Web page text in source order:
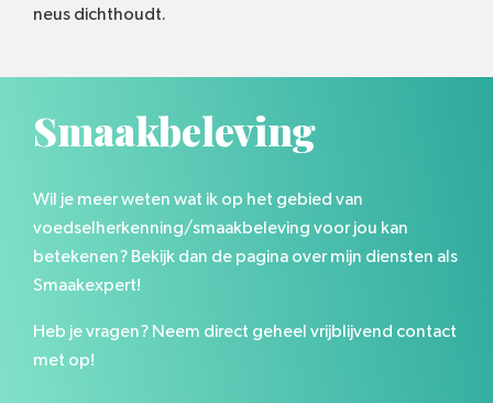
neus dichthoudt.
Smaakbeleving
Wil je meer weten wat ik op het gebied van
voedselherkenning/smaakbeleving voor jou kan
betekenen? Bekijk dan de pagina over mijn diensten als
Smaakexpert!
Heb je vragen? Neem direct geheel vrijblijvend contact
met op!